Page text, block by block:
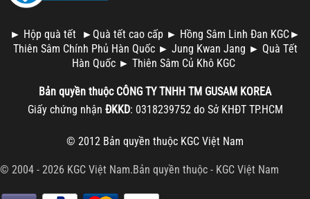
► Hộp quà tết ► Quà tết cao cấp ► Hồng Sâm Linh Đan KGC►
Thiên Sâm Chính Phủ Hàn Quốc ► Jung Kwan Jang ► Quà Tết
Hàn Quốc ► Thiên Sâm Củ Khô KGC
Bản quyền thuộc CÔNG TY TNHH TM GUSAM KOREA
Giấy chứng nhận ĐKKD: 0318239752 do Sở KHĐT TP.HCM
© 2012 Bản quyền thuộc KGC Việt Nam
© 2004 - 2026 KGC Việt Nam.Bản quyền thuộc - KGC Việt Nam